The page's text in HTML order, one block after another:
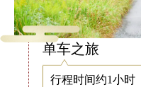
单车之旅
行程时间约1小时